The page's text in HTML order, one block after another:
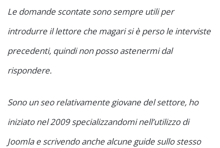
Le domande scontate sono sempre utili per
introdurre il lettore che magari si è perso le interviste
precedenti, quindi non posso astenermi dal
rispondere.
Sono un seo relativamente giovane del settore, ho
iniziato nel 2009 specializzandomi nell’utilizzo di
Joomla e scrivendo anche alcune guide sullo stesso